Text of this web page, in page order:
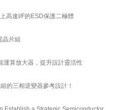
高速I/F的ESD保護二極體
晶片組
運算放大器，提升設計靈活性
的三相逆變器參考設計！